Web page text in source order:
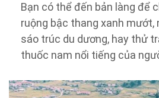
Bạn có thể đến bản làng để
ruộng bậc thang xanh mướt,
sáo trúc du dương, hay thử
thuốc nam nổi tiếng của